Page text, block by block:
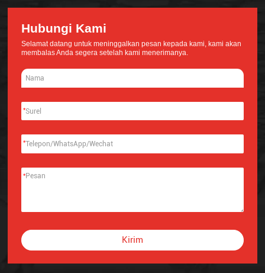
Hubungi Kami
Selamat datang untuk meninggalkan pesan kepada kami, kami akan
membalas Anda segera setelah kami menerimanya.
*
*
*
Kirim